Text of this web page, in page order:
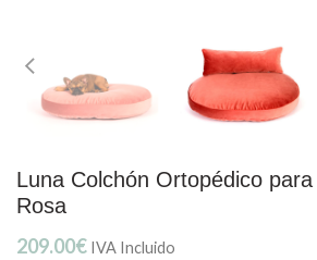
Luna Colchón Ortopédico
Rosa
209.00€ IVA Incluido